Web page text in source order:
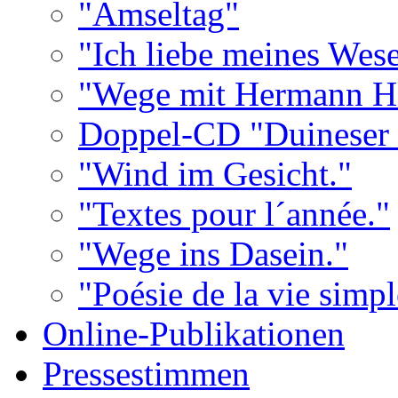
"Amseltag"
"Ich liebe meines
"Wege mit Hermann
Doppel-CD
"Wind im Gesicht."
"Textes pour l´année."
"Wege ins Dasein."
"Poésie de la vie
Online-Publikationen
Pressestimmen